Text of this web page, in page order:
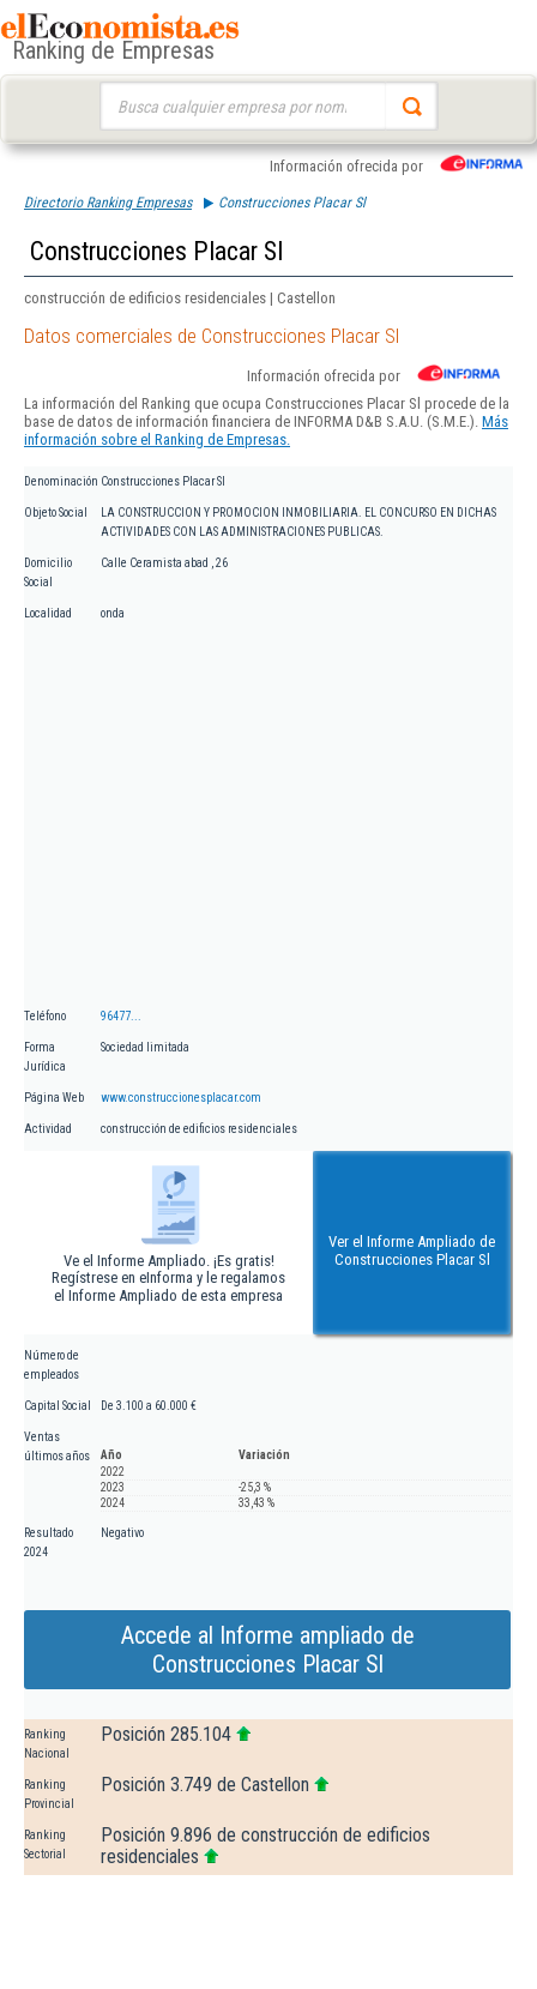
Ranking de Empresas
Información ofrecida por
Directorio Ranking Empresas Construcciones Placar Sl
Construcciones Placar Sl
construcción de edificios residenciales | Castellon
Datos comerciales de Construcciones Placar Sl
Información ofrecida por
La información del Ranking que ocupa Construcciones Placar Sl procede de la
base de datos de información financiera de INFORMA D&B S.A.U. (S.M.E.). Más
información sobre el Ranking de Empresas.
Denominación Construcciones Placar Sl
Objeto Social
LA CONSTRUCCION Y PROMOCION INMOBILIARIA. EL CONCURSO EN DICHAS
ACTIVIDADES CON LAS ADMINISTRACIONES PUBLICAS.
Domicilio
Social
Calle Ceramista abad , 26
Localidad onda
Teléfono 96477...
Forma
Jurídica
Sociedad limitada
Página Web www.construccionesplacar.com
Actividad construcción de edificios residenciales
Ve el Informe Ampliado. ¡Es gratis!
Regístrese en eInforma y le regalamos
el Informe Ampliado de esta empresa
Ver el Informe Ampliado de
Construcciones Placar Sl
Número de
empleados
Capital Social De 3.100 a 60.000 €
Ventas
últimos años
Año
Variación
2022
2023
-25,3 %
2024
33,43 %
Resultado
2024
Negativo
Accede al Informe ampliado de
Construcciones Placar Sl
Ranking
Nacional
Posición 285.104
Ranking
Provincial
Posición 3.749 de Castellon
Ranking
Sectorial
Posición 9.896 de construcción de edificios
residenciales